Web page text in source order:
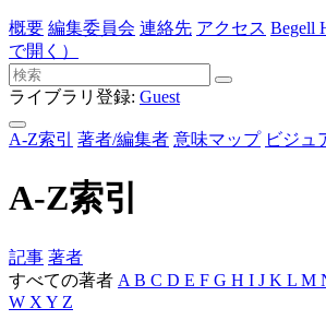
概要 編集委員会 連絡先 アクセス Begell
で開く）
ライブラリ登録: Guest
A-Z索引 著者/編集者 意味マップ ビジュ
A-Z索引
記事 著者
すべての著者 A B C D E F G H I J K L M
W X Y Z